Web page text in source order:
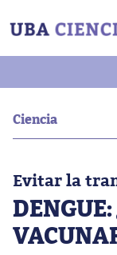
Ciencia
Evitar la